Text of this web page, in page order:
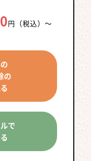
円（税込）～
の
で